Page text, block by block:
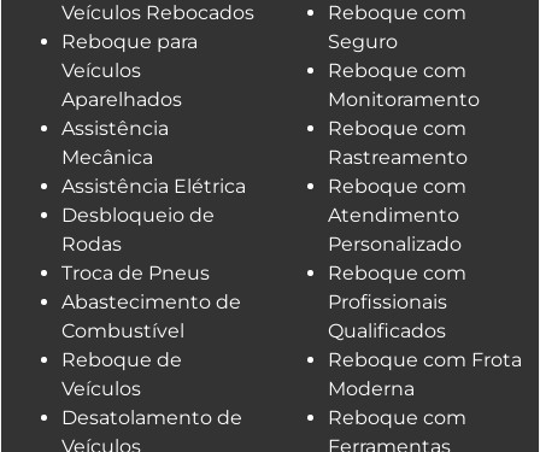
Veículos Rebocados
Reboque para
Veículos
Aparelhados
Assistência
Mecânica
Assistência Elétrica
Desbloqueio de
Rodas
Troca de Pneus
Abastecimento de
Combustível
Reboque de
Veículos
Desatolamento de
Veículos
Reboque com
Seguro
Reboque com
Monitoramento
Reboque com
Rastreamento
Reboque com
Atendimento
Personalizado
Reboque com
Profissionais
Qualificados
Reboque com Frota
Moderna
Reboque com
Ferramentas